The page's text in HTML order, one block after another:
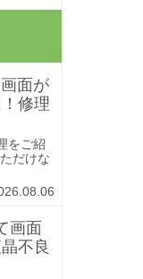
面が
修理
をご紹
だけな
画面
不良